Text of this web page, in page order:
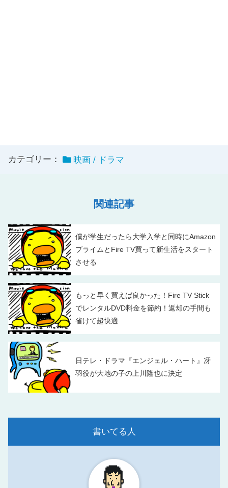
カテゴリー： 映画 / ドラマ
関連記事
僕が学生だったら大学入学と同時にAmazon
プライムとFire TV買って新生活をスタート
させる
もっと早く買えば良かった！Fire TV Stick
でレンタルDVD料金を節約！返却の手間も
省けて超快適
日テレ・ドラマ『エンジェル・ハート』冴
羽役が大地の子の上川隆也に決定
書いてる人